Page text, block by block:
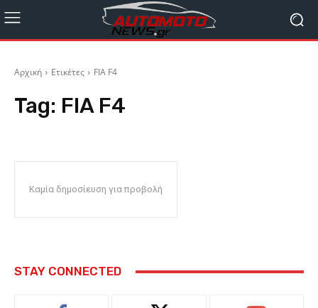
Αρχική Ετικέτες FIA F4
Tag: FIA F4
Καμία δημοσίευση για προβολή
STAY CONNECTED